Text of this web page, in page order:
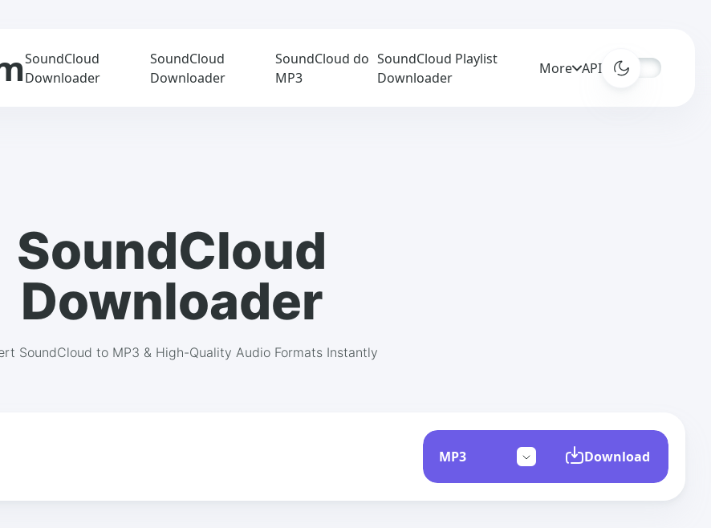
SoundCloud
Downloader
SoundCloud
Downloader
SoundCloud do
MP3
SoundCloud Playlist
Downloader
More APIs
SoundCloud
Downloader
SoundCloud to MP3 & High-Quality Audio Formats Instantly
Download